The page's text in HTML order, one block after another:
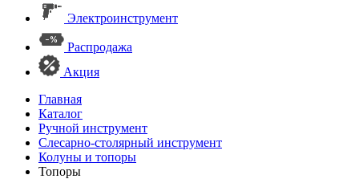
Электроинструмент
Распродажа
Акция
Главная
Каталог
Ручной инструмент
Слесарно-столярный инструмент
Колуны и топоры
Топоры